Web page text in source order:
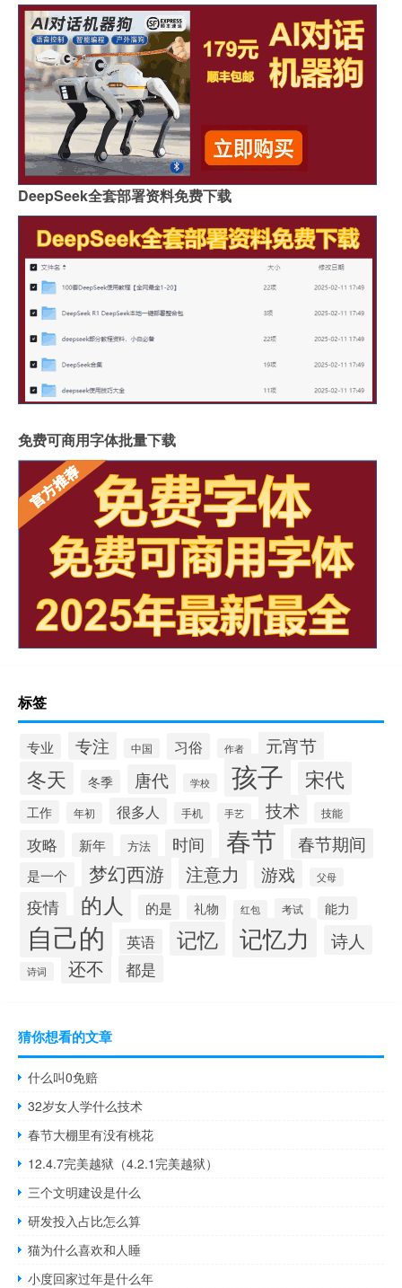
DeepSeek全套部署资料免费下载
免费可商用字体批量下载
标签
专业 专注 中国 习俗 作者 元宵节
冬天 冬季 唐代 学校 孩子 宋代
工作 年初 很多人 手机 手艺 技术 技能
攻略 新年 方法 时间 春节 春节期间
是一个 梦幻西游 注意力 游戏 父母
疫情 的人 的是 礼物 红包 考试 能力
自己的 英语 记忆 记忆力 诗人
诗词 还不 都是
猜你想看的文章
什么叫0免赔
32岁女人学什么技术
春节大棚里有没有桃花
12.4.7完美越狱（4.2.1完美越狱）
三个文明建设是什么
研发投入占比怎么算
猫为什么喜欢和人睡
小度回家过年是什么年